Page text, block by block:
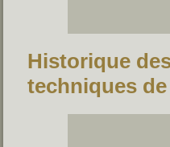
Historique
techniques